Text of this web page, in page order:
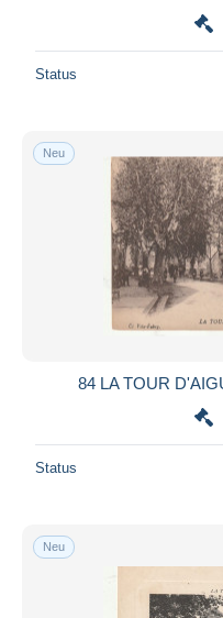
Status
Neu
84 LA TOUR
Status
Neu